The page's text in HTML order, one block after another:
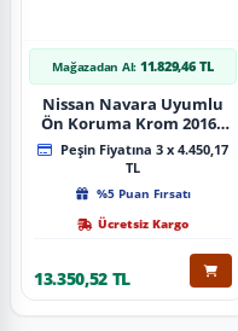
Mağazadan Al: 11.829,46 TL
Nissan Navara Uyumlu
Ön Koruma Krom 2016+
Pst14 Parça
Peşin Fiyatına 3 x 4.450,17
TL
%5 Puan Fırsatı
Ücretsiz Kargo
13.350,52 TL